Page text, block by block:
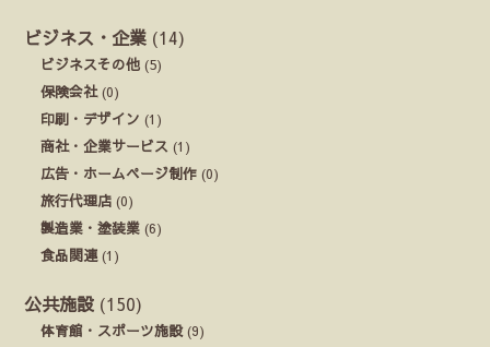
ビジネス・企業 (14)
ビジネスその他 (5)
保険会社(0)
印刷・デザイン (1)
商社・企業サービス (1)
広告・ホームページ制作 (0)
旅行代理店 (0)
製造業・塗装業 (6)
食品関連 (1)
公共施設 (150)
体育館・スポーツ施設(9)